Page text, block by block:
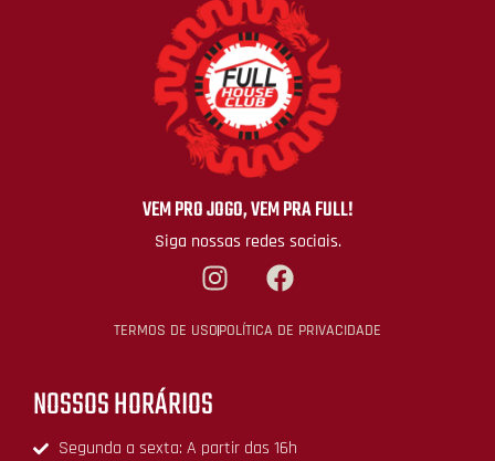
VEM PRO JOGO, VEM PRA FULL!
Siga nossas redes sociais.
TERMOS DE USOPOLÍTICA DE PRIVACIDADE
NOSSOS HORÁRIOS
Segunda a sexta: A partir das 16h